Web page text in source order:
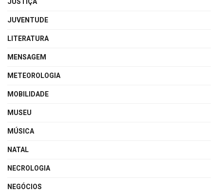
JUVENTUDE
LITERATURA
MENSAGEM
METEOROLOGIA
MOBILIDADE
MUSEU
MÚSICA
NATAL
NECROLOGIA
NEGÓCIOS